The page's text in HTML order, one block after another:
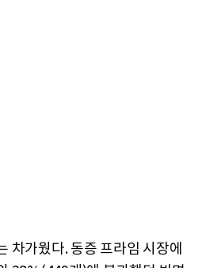
차가웠다. 동증 프라임 시장에